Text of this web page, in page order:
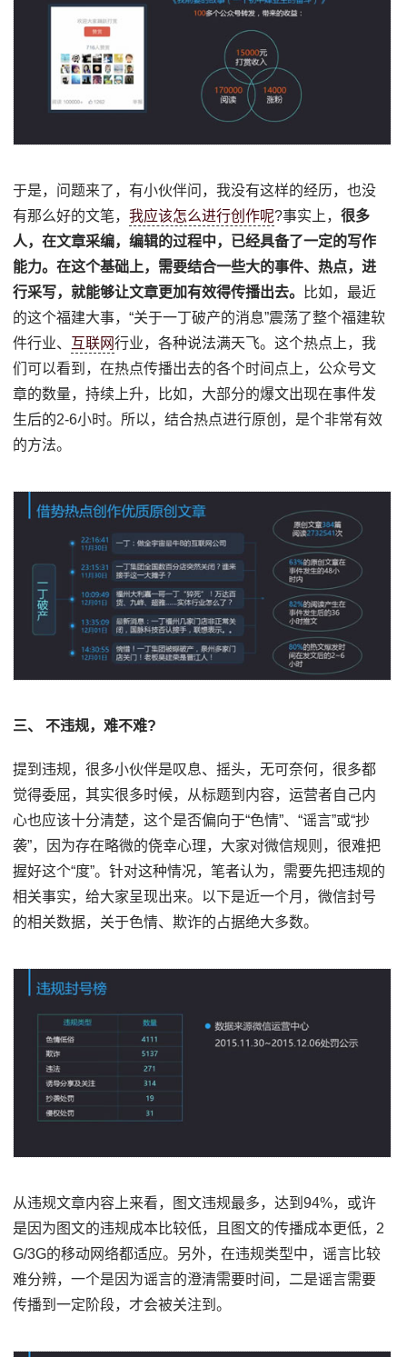
于是，问题来了，有小伙伴问，我没有这样的经历，也没
有那么好的文笔，我应该怎么进行创作呢?事实上，很多
人，在文章采编，编辑的过程中，已经具备了一定的写作
能力。在这个基础上，需要结合一些大的事件、热点，进
行采写，就能够让文章更加有效得传播出去。
比如，最近
的这个福建大事，“关于一丁破产的消息”震荡了整个福建软
件行业、 互联网行业，各种说法满天飞。这个热点上，我
们可以看到，在热点传播出去的各个时间点上，公众号文
章的数量，持续上升，比如，大部分的爆文出现在事件发
生后的2-6小时。所以，结合热点进行原创，是个非常有效
的方法。
三、 不违规，难不难?
提到违规，很多小伙伴是叹息、摇头，无可奈何，很多都
觉得委屈，其实很多时候，从标题到内容，运营者自己内
心也应该十分清楚，这个是否偏向于“色情”、“谣言”或“抄
袭”，因为存在略微的侥幸心理，大家对微信规则，很难把
握好这个“度”。针对这种情况，笔者认为，需要先把违规的
相关事实，给大家呈现出来。以下是近一个月，微信封号
的相关数据，关于色情、欺诈的占据绝大多数。
从违规文章内容上来看，图文违规最多，达到94%，或许
是因为图文的违规成本比较低，且图文的传播成本更低，2
G/3G的移动网络都适应。另外，在违规类型中，谣言比较
难分辨，一个是因为谣言的澄清需要时间，二是谣言需要
传播到一定阶段，才会被关注到。